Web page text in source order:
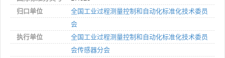
归口单位
全国工业过程测量控制和自动化标准化技术委员
会
执行单位
全国工业过程测量控制和自动化标准化技术委员
会传感器分会